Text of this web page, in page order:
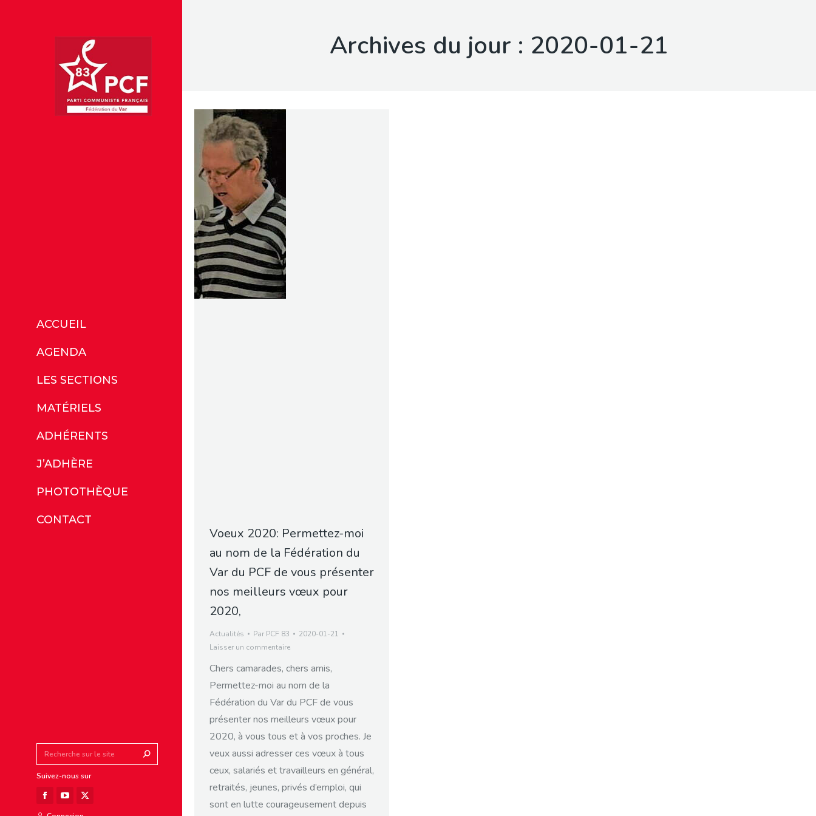
ACCUEIL
AGENDA
LES SECTIONS
MATÉRIELS
ADHÉRENTS
J’ADHÈRE
PHOTOTHÈQUE
CONTACT
Search:
Suivez-nous sur
Facebook
YouTube
X
Archives du jour : 2020-01-21
Voeux 2020: Permettez-moi
au nom de la Fédération du
Var du PCF de vous présenter
nos meilleurs vœux pour
2020,
Actualités Par PCF 83
2020-01-21
Laisser un commentaire
Chers camarades, chers amis,
Permettez-moi au nom de la
Fédération du Var du PCF de vous
présenter nos meilleurs vœux pour
2020, à vous tous et à vos proches. Je
veux aussi adresser ces vœux à tous
ceux, salariés et travailleurs en général,
retraités, jeunes, privés d’emploi, qui
sont en lutte courageusement depuis